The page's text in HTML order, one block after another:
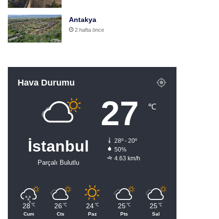
Antakya
2 hafta önce
Hava Durumu
İstanbul
Parçalı Bulutlu
27 ℃
28º - 20º
50%
4.63 km/h
28 ℃
Cum
26 ℃
Cts
24 ℃
Paz
25 ℃
Pts
25 ℃
Sal